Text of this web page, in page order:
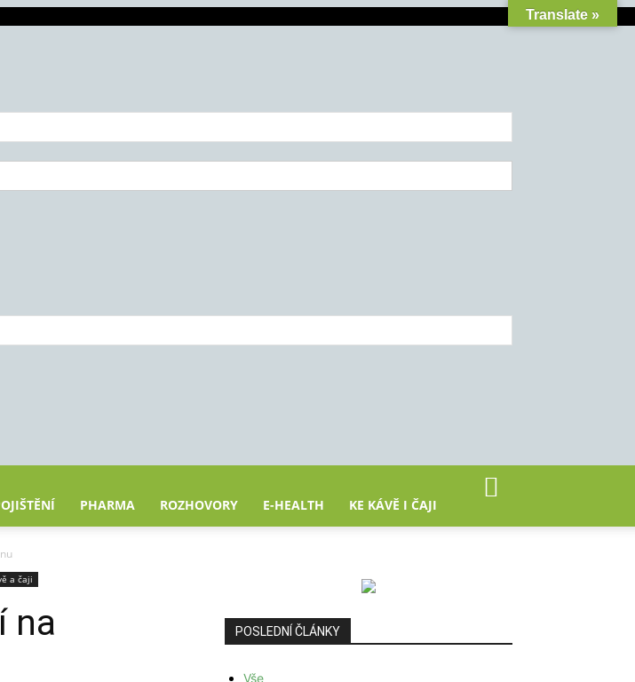
PHARMA ROZHOVORY E-HEALTH KE KÁVĚ I ČAJI
a čaji
na
POSLEDNÍ ČLÁNKY
Vše
Translate »